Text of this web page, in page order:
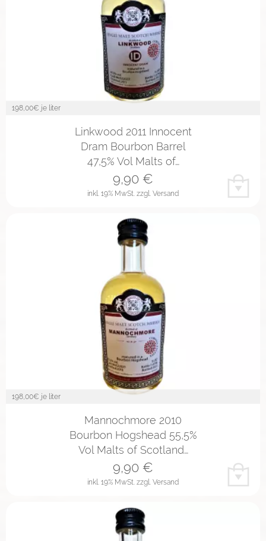
198,00€ je liter
Linkwood 2011 Innocent
Dram Bourbon Barrel
47,5% Vol Malts of…
inkl. 19% MwSt. zzgl. Versand
9,90 €
198,00€ je liter
Mannochmore 2010
Bourbon Hogshead 55,5%
Vol Malts of Scotland…
inkl. 19% MwSt. zzgl. Versand
9,90 €